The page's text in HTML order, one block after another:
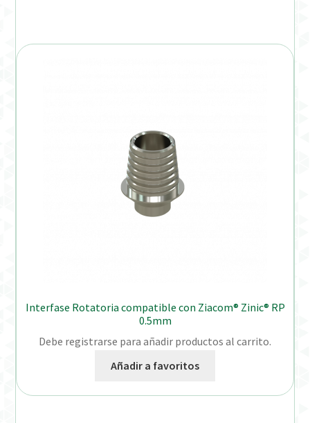
Interfase Rotatoria compatible con Ziacom® Zinic® RP
0.5mm
Debe registrarse para añadir productos al carrito.
Añadir a favoritos